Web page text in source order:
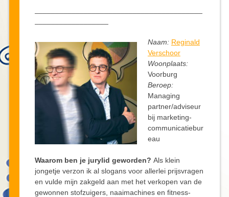
Naam: Reginald
Verschoor
Woonplaats:
Voorburg
Beroep:
Managing
partner/adviseur
bij marketing-
communicatiebur
eau
Waarom ben je jurylid geworden? Als klein
jongetje verzon ik al slogans voor allerlei prijsvragen
en vulde mijn zakgeld aan met het verkopen van de
gewonnen stofzuigers, naaimachines en fitness-